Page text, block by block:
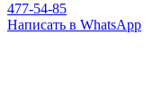
477-54-85
Написать в WhatsApp